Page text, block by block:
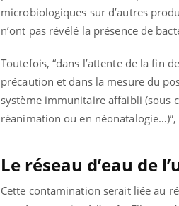
microbiologiques sur d’autres
n’ont pas révélé la présence de
Toutefois, “dans l’attente de la fin
précaution et dans la mesure du
système immunitaire affaibli (sous
réanimation ou en
Le réseau d’eau de
Cette contamination serait liée au